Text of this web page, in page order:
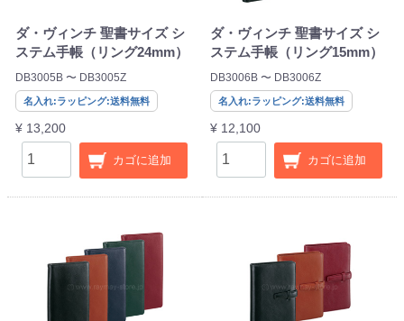
ダ・ヴィンチ 聖書サイズ シ
ステム手帳（リング24mm）
DB3005B 〜 DB3005Z
名入れ:ラッピング:送料無料
¥ 13,200
カゴに追加
ダ・ヴィンチ 聖書サイズ シ
ステム手帳（リング15mm）
DB3006B 〜 DB3006Z
名入れ:ラッピング:送料無料
¥ 12,100
カゴに追加